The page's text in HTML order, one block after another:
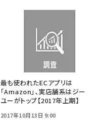
最も使われたECアプリは
「Amazon」、実店舗系はジー
ユーがトップ【2017年上期】
2017年10月13日 9:00